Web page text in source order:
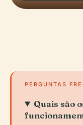
PERGUNTAS
Quais são